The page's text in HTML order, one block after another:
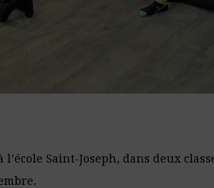
Saint-Joseph, dans deux